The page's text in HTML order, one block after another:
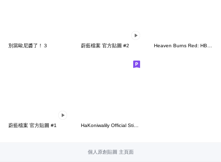
別當歐尼醬了！３ 蔚藍檔案 官方貼圖 #2 Heaven Burns Red: HBR Theater Vol. 1
蔚藍檔案 官方貼圖 #1
個人原創貼圖 主頁面